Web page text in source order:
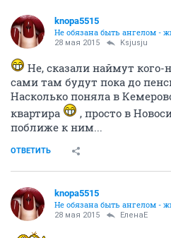
knopa5515
Не обязана быть ангелом -
28 мая 2015 Ksjusju
Не, сказали наймут
сами там будут пока до
Насколько поняла в
квартира
, просто в
поближе к ним...
ОТВЕТИТЬ
knopa5515
Не обязана быть ангелом -
28 мая 2015 ЕленаЕ